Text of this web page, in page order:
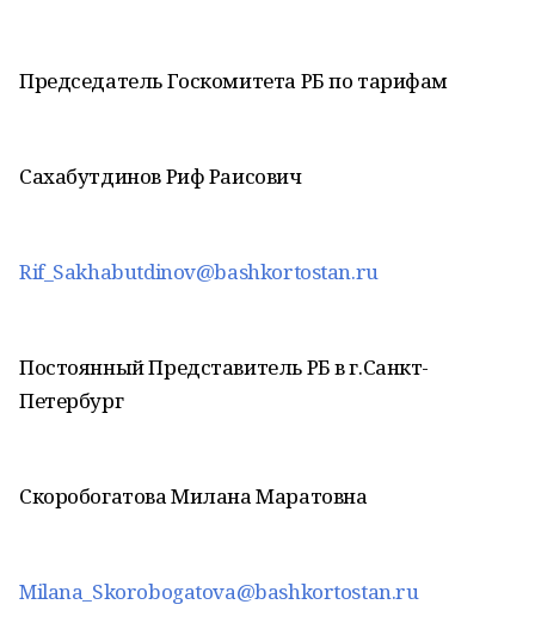
Председатель Госкомитета РБ по тарифам
Сахабутдинов Риф Раисович
Rif_Sakhabutdinov@bashkortostan.ru
Постоянный Представитель РБ в г.Санкт-
Петербург
Скоробогатова Милана Маратовна
Milana_Skorobogatova@bashkortostan.ru